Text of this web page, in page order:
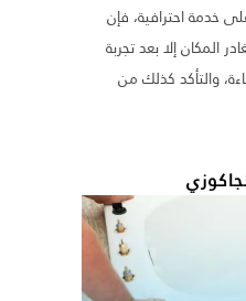
خدمة احترافية، فإن
إلا بعد تجربة
والتأكد كذلك من